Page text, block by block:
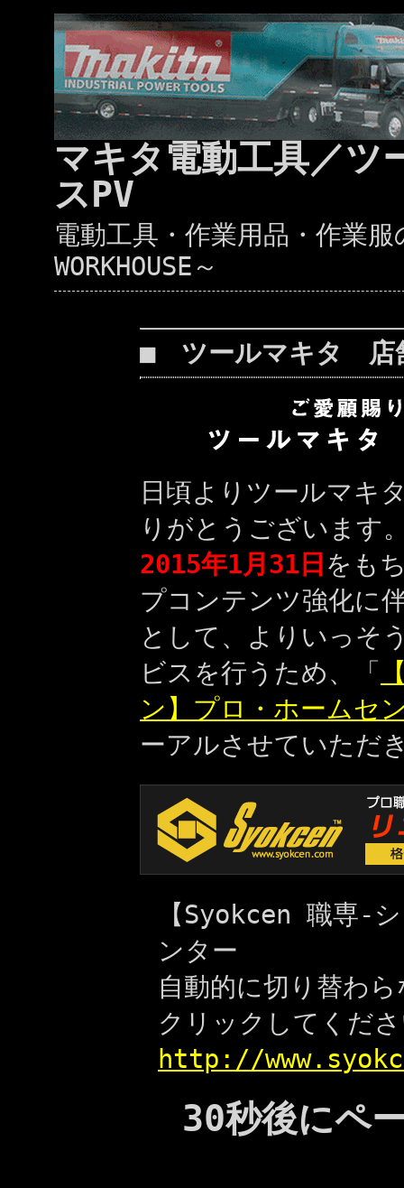
マキタ電動工具／
スPV
電動工具・作業用品・作
WORKHOUSE～
■ ツールマキタ 店
日頃よりツールマキ
りがとうございます
2015年1月31日 をも
プコンテンツ強化に
として、よりいっそ
ビスを行うため、「
ン】プロ・ホームセ
ーアルさせていただ
【Syokcen 職専-
ンター
自動的に切り替わ
クリックしてくだ
http://
30秒後にペ